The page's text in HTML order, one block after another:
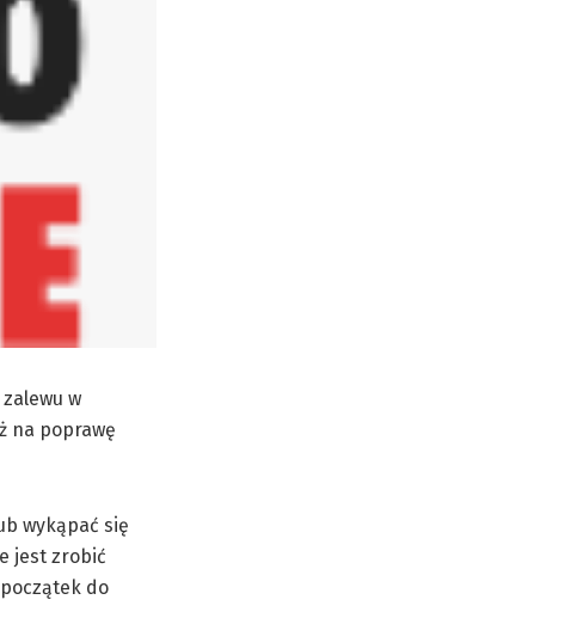
w
na poprawę
wykąpać się
jest zrobić
do